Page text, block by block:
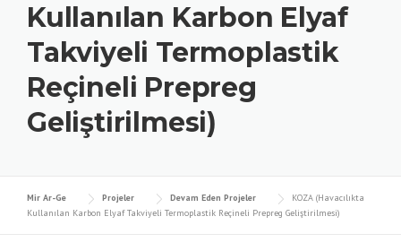
Kullanılan Karbon Elyaf
Takviyeli Termoplastik
Reçineli Prepreg
Geliştirilmesi)
Mir Ar-Ge Projeler Devam Eden Projeler
KOZA (Havacılıkta
Kullanılan Karbon Elyaf Takviyeli Termoplastik Reçineli Prepreg Geliştirilmesi)